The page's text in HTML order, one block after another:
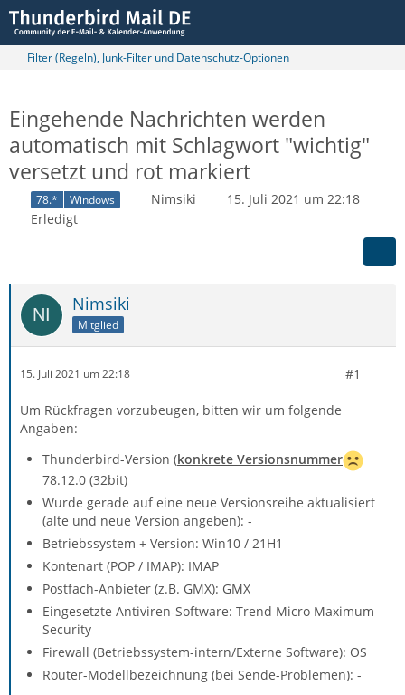
Filter (Regeln), Junk-Filter und Datenschutz-Optionen
Eingehende Nachrichten werden
automatisch mit Schlagwort "wichtig"
versetzt und rot markiert
78.* Windows Nimsiki
15. Juli 2021 um 22:18
Erledigt
Nimsiki
Mitglied
15. Juli 2021 um 22:18 #1
Um Rückfragen vorzubeugen, bitten wir um folgende
Angaben:
Thunderbird-Version (konkrete Versionsnummer
78.12.0 (32bit)
Wurde gerade auf eine neue Versionsreihe aktualisiert
(alte und neue Version angeben): -
Betriebssystem + Version: Win10 / 21H1
Kontenart (POP / IMAP): IMAP
Postfach-Anbieter (z.B. GMX): GMX
Eingesetzte Antiviren-Software: Trend Micro Maximum
Security
Firewall (Betriebssystem-intern/Externe Software): OS
Router-Modellbezeichnung (bei Sende-Problemen): -